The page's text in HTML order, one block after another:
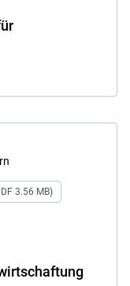
3.56 MB)